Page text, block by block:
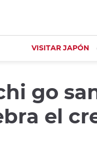
VISITAR JAPÓN
go
el